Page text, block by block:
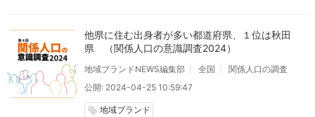
他県に住む出身者が多い都道府県、１位は秋田
県 （関係人口の意識調査2024）
地域ブランドNEWS編集部 全国
関係人口の調査
公開: 2024-04-25 10:59:47
local_offer 地域ブランド